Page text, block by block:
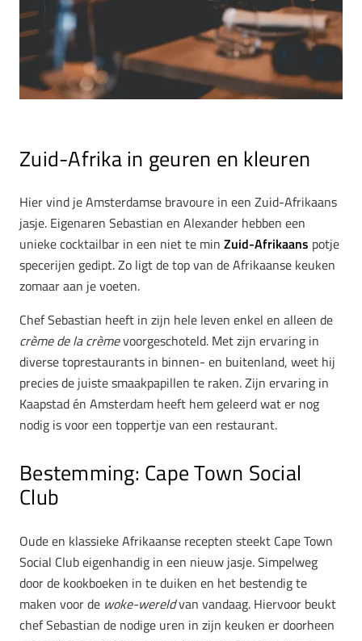
Zuid-Afrika in geuren en kleuren
Hier vind je Amsterdamse bravoure in een Zuid-Afrikaans
jasje. Eigenaren Sebastian en Alexander hebben een
unieke cocktailbar in een niet te min Zuid-Afrikaans potje
specerijen gedipt. Zo ligt de top van de Afrikaanse keuken
zomaar aan je voeten.
Chef Sebastian heeft in zijn hele leven enkel en alleen de
crème de la crèmevoorgeschoteld. Met zijn ervaring in
diverse toprestaurants in binnen- en buitenland, weet hij
precies de juiste smaakpapillen te raken. Zijn ervaring in
Kaapstad én Amsterdam heeft hem geleerd wat er nog
nodig is voor een toppertje van een restaurant.
Bestemming: Cape Town Social
Club
Oude en klassieke Afrikaanse recepten steekt Cape Town
Social Club eigenhandig in een nieuw jasje. Simpelweg
door de kookboeken in te duiken en het bestendig te
maken voor de woke-wereldvan vandaag. Hiervoor beukt
chef Sebastian de nodige uren in zijn keuken er doorheen